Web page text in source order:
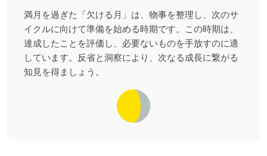
満月を過ぎた「欠ける月」は、物事を整理し、次のサ
イクルに向けて準備を始める時期です。この時期は、
達成したことを評価し、必要ないものを手放すのに適
しています。反省と洞察により、次なる成長に繋がる
知見を得ましょう。